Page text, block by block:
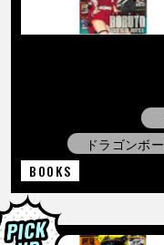
ドラゴンボ
BOOKS